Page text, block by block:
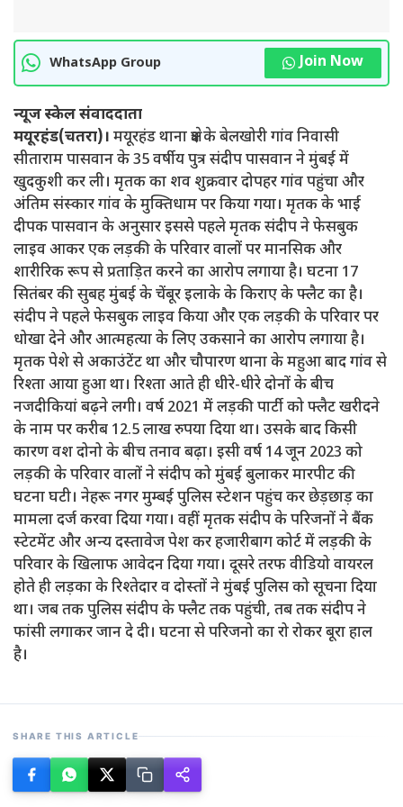
WhatsApp Group Join Now
न्यूज स्केल संवाददाता
मयूरहंड(चतरा)। मयूरहंड थाना क्षेत्र के बेलखोरी गांव निवासी
सीताराम पासवान के 35 वर्षीय पुत्र संदीप पासवान ने मुंबई में
खुदकुशी कर ली। मृतक का शव शुक्रवार दोपहर गांव पहुंचा और
अंतिम संस्कार गांव के मुक्तिधाम पर किया गया। मृतक के भाई
दीपक पासवान के अनुसार इससे पहले मृतक संदीप ने फेसबुक
लाइव आकर एक लड़की के परिवार वालों पर मानसिक और
शारीरिक रूप से प्रताड़ित करने का आरोप लगाया है। घटना 17
सितंबर की सुबह मुंबई के चेंबूर इलाके के किराए के फ्लैट का है।
संदीप ने पहले फेसबुक लाइव किया और एक लड़की के परिवार पर
धोखा देने और आत्महत्या के लिए उकसाने का आरोप लगाया है।
मृतक पेशे से अकाउंटेंट था और चौपारण थाना के महुआ बाद गांव से
रिश्ता आया हुआ था। रिश्ता आते ही धीरे-धीरे दोनों के बीच
नजदीकियां बढ़ने लगी। वर्ष 2021 में लड़की पार्टी को फ्लैट खरीदने
के नाम पर करीब 12.5 लाख रुपया दिया था। उसके बाद किसी
कारण वश दोनो के बीच तनाव बढ़ा। इसी वर्ष 14 जून 2023 को
लड़की के परिवार वालों ने संदीप को मुंबई बुलाकर मारपीट की
घटना घटी। नेहरू नगर मुम्बई पुलिस स्टेशन पहुंच कर छेड़छाड़ का
मामला दर्ज करवा दिया गया। वहीं मृतक संदीप के परिजनों ने बैंक
स्टेटमेंट और अन्य दस्तावेज पेश कर हजारीबाग कोर्ट में लड़की के
परिवार के खिलाफ आवेदन दिया गया। दूसरे तरफ वीडियो वायरल
होते ही लड़का के रिश्तेदार व दोस्तों ने मुंबई पुलिस को सूचना दिया
था। जब तक पुलिस संदीप के फ्लैट तक पहुंची, तब तक संदीप ने
फांसी लगाकर जान दे दी। घटना से परिजनो का रो रोकर बूरा हाल
है।
SHARE THIS ARTICLE